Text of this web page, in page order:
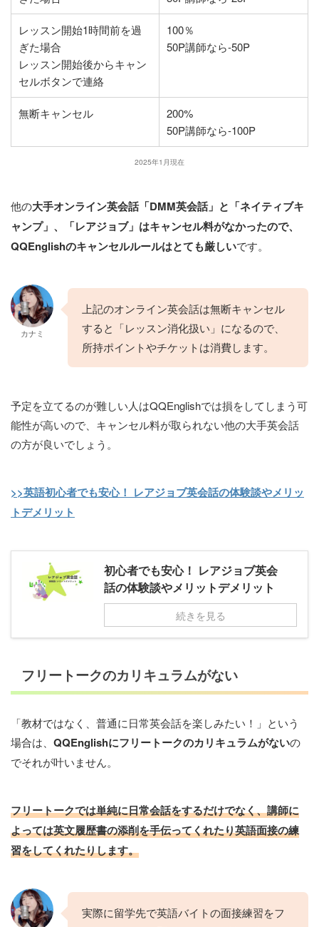
レッスン開始1時間前を過
ぎた場合
レッスン開始後からキャン
セルボタンで連絡
100％
50P講師なら-50P
無断キャンセル
200%
50P講師なら-100P
2025年1月現在
他の大手オンライン英会話「DMM英会話」と「ネイティブキ
ャンプ」 、 「レアジョブ」 はキャンセル料がなかったので、
QQEnglishのキャンセルルールはとても厳しいです。
カナミ
上記のオンライン英会話は無断キャンセル
すると「レッスン消化扱い」になるので、
所持ポイントやチケットは消費します。
予定を立てるのが難しい人はQQEnglishでは損をしてしまう可
能性が高いので、キャンセル料が取られない他の大手英会話
の方が良いでしょう。
>>英語初心者でも安心！ レアジョブ英会話の体験談やメリッ
トデメリット
初心者でも安心！ レアジョブ英会
話の体験談やメリットデメリット
続きを見る
フリートークのカリキュラムがない
「教材ではなく、普通に日常英会話を楽しみたい！」という
場合は、 QQEnglishにフリートークのカリキュラムがないの
でそれが叶いません。
フリートークでは単純に日常会話をするだけでなく、講師に
よっては英文履歴書の添削を手伝ってくれたり英語面接の練
習をしてくれたりします。
実際に留学先で英語バイトの面接練習をフ